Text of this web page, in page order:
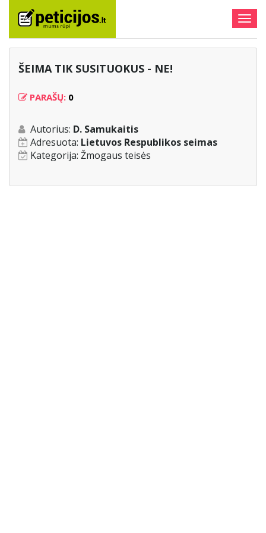
ŠEIMA TIK SUSITUOKUS - NE!
PARAŠŲ: 0
Autorius: D. Samukaitis
Adresuota: Lietuvos Respublikos seimas
Kategorija: Žmogaus teisės